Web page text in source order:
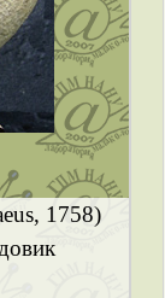
1758)